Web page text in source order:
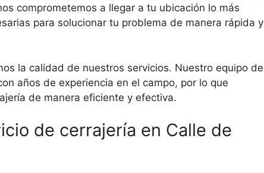
comprometemos a llegar a tu ubicación lo más
para solucionar tu problema de manera rápida y
la calidad de nuestros servicios. Nuestro equipo de
años de experiencia en el campo, por lo que
de manera eficiente y efectiva.
de cerrajería en Calle de